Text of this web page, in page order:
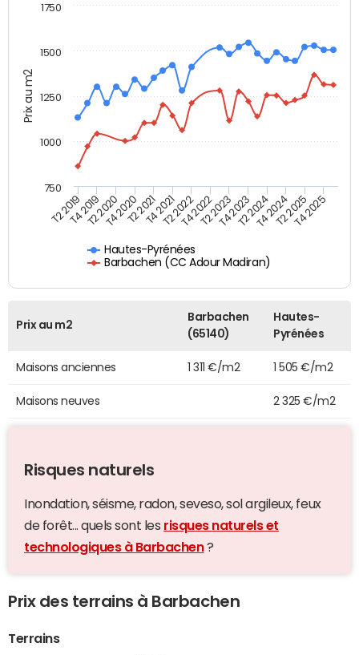
Prix au m2
Hautes-Pyrénées
Barbachen (CC Adour Madiran)
T2 2019T4 2019T2 2020T4 2020T2 2021T4 2021T2 2022T4 2022T2 2023T4 2023T2 2024T4 2024T2 2025T4 2025
1000
750
1250
1500
1750
Prix au m2
Barbachen
(65140)
Hautes-
Pyrénées
Maisons anciennes 1 311 €/m2 1 505 €/m2
Maisons neuves 2 325 €/m2
Risques naturels
Inondation, séisme, radon, seveso, sol argileux, feux
de forêt... quels sont les risques naturels et
technologiques à Barbachen?
Prix des terrains à Barbachen
Terrains